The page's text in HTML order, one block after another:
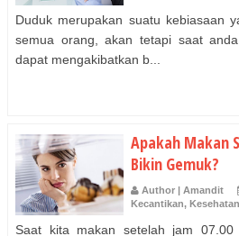
Duduk merupakan suatu kebiasaan
semua orang, akan tetapi saat
dapat mengakibatkan b...
Apakah Makan
Bikin Gemuk?
Author | Amandit
Kecantikan, Kesehatan
Saat kita makan setelah jam 07.00